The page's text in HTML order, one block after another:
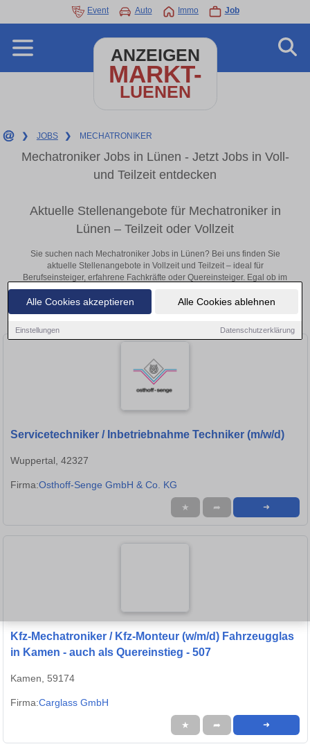
Alle Cookies akzeptieren Alle Cookies ablehnen
Einstellungen Datenschutzerklärung
Event Auto Immo Job
ANZEIGEN
MARKT-
LUENEN
❯ JOBS ❯ MECHATRONIKER
Mechatroniker Jobs in Lünen - Jetzt Jobs in Voll-
und Teilzeit entdecken
Aktuelle Stellenangebote für Mechatroniker in
Lünen – Teilzeit oder Vollzeit
Sie suchen nach Mechatroniker Jobs in Lünen? Bei uns finden Sie
aktuelle Stellenangebote in Vollzeit und Teilzeit – ideal für
Berufseinsteiger, erfahrene Fachkräfte oder Quereinsteiger. Egal ob im
Büro, vor Ort oder remote: Entdecken Sie jetzt neue Chancen in Ihrer
Region und bewerben Sie sich direkt auf passende Mechatroniker-
Stellen in Lünen!
Servicetechniker / Inbetriebnahme Techniker (m/w/d)
Wuppertal, 42327
Firma:Osthoff-Senge GmbH & Co. KG
★ ➦ ➜
Kfz-Mechatroniker / Kfz-Monteur (w/m/d) Fahrzeugglas
in Kamen - auch als Quereinstieg - 507
Kamen, 59174
Firma:Carglass GmbH
★ ➦ ➜